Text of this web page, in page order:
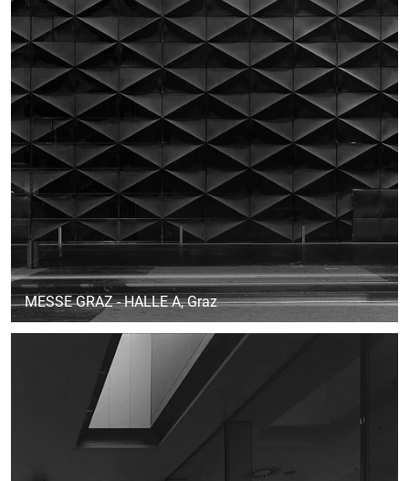
MESSE GRAZ - HALLE A, Graz